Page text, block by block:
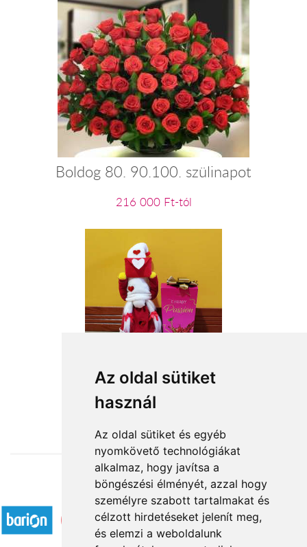
Az oldal sütiket
használ
Az oldal sütiket és egyéb
nyomkövető technológiákat
alkalmaz, hogy javítsa a
böngészési élményét, azzal hogy
személyre szabott tartalmakat és
célzott hirdetéseket jelenít meg,
és elemzi a weboldalunk
Boldog 80. 90.100. szülinapot
216 000 Ft-tól
Anyuci pici lánya
15 760 Ft-tól
Elfogadott fizetési módok